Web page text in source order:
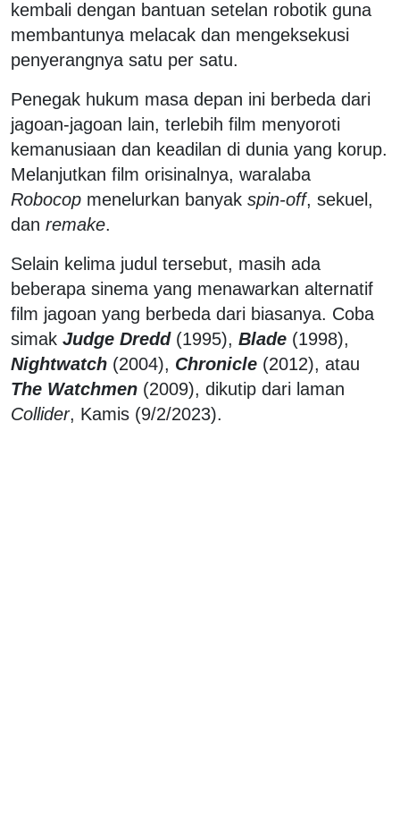
kembali dengan bantuan setelan robotik guna
membantunya melacak dan mengeksekusi
penyerangnya satu per satu.
Penegak hukum masa depan ini berbeda dari
jagoan-jagoan lain, terlebih film menyoroti
kemanusiaan dan keadilan di dunia yang korup.
Melanjutkan film orisinalnya, waralaba
Robocop menelurkan banyak spin-off, sekuel,
dan remake.
Selain kelima judul tersebut, masih ada
beberapa sinema yang menawarkan alternatif
film jagoan yang berbeda dari biasanya. Coba
simak Judge Dredd(1995), Blade (1998),
Nightwatch (2004), Chronicle (2012), atau
The Watchmen (2009), dikutip dari laman
Collider, Kamis (9/2/2023).